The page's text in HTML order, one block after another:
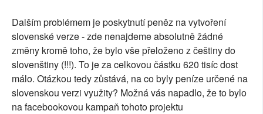
Dalším problémem je poskytnutí peněz na vytvoření
slovenské verze - zde nenajdeme absolutně žádné
změny kromě toho, že bylo vše přeloženo z češtiny do
slovenštiny (!!!). To je za celkovou částku 620 tisíc dost
málo. Otázkou tedy zůstává, na co byly peníze určené na
slovenskou verzi využity? Možná vás napadlo, že to bylo
na facebookovou kampaň tohoto projektu